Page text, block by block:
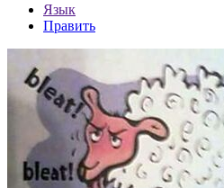
Язык
Править